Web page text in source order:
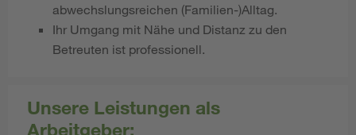
abwechslungsreichen (Familien-)Alltag.
Ihr Umgang mit Nähe und Distanz zu den
Betreuten ist professionell.
Unsere Leistungen als
Arbeitgeber: